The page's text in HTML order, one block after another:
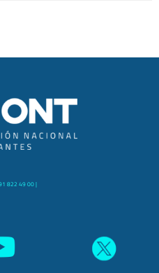
822 49 00 |